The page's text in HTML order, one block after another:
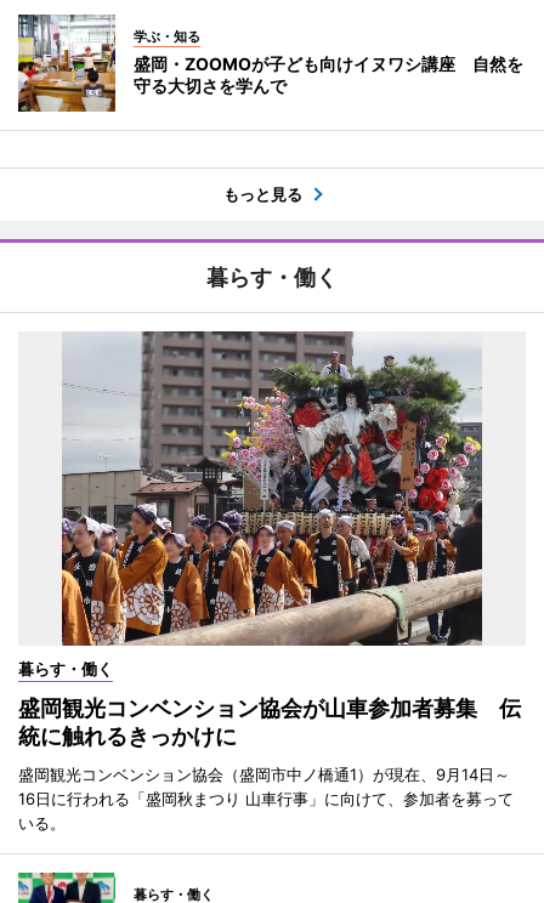
学ぶ・知る
盛岡・ZOOMOが子ども向けイヌワシ講座 自然を
守る大切さを学んで
もっと見る
暮らす・働く
暮らす・働く
盛岡観光コンベンション協会が山車参加者募集 伝
統に触れるきっかけに
盛岡観光コンベンション協会（盛岡市中ノ橋通1）が現在、9月14日～
16日に行われる「盛岡秋まつり 山車行事」に向けて、参加者を募って
いる。
暮らす・働く